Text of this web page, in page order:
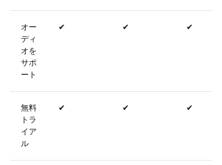
オー
ディ
オを
サポ
ート
✔ ✔ ✔
無料
トラ
イア
ル
✔ ✔ ✔